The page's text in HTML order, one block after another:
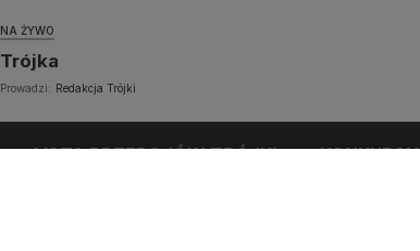
NA ŻYWO
Trójka
Prowadzi: Redakcja Trójki
LISTA PRZEBOJÓW TRÓJKI KONKURSY